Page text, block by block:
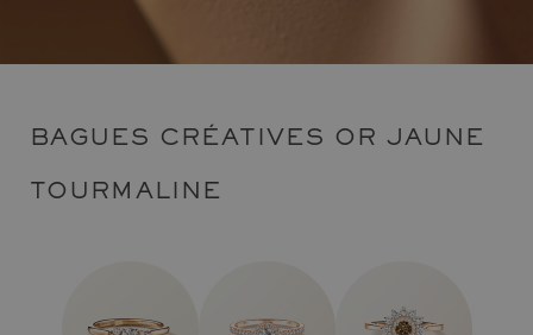
BAGUES CRÉATIVES OR JAUNE
TOURMALINE